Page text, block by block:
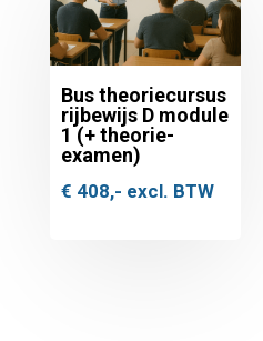
Bus theoriecursus
rijbewijs D module
1 (+ theorie-
examen)
€ 408,- excl. BTW